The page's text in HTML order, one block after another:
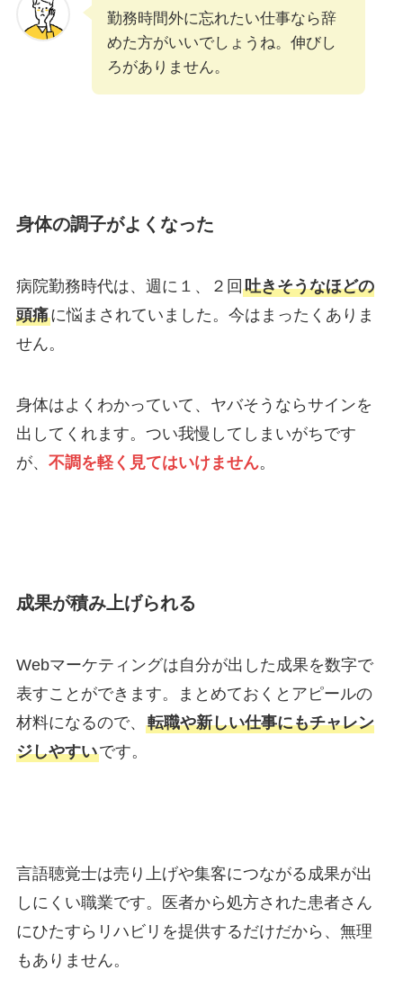
勤務時間外に忘れたい仕事なら辞
めた方がいいでしょうね。伸びし
ろがありません。
身体の調子がよくなった
病院勤務時代は、週に１、２回 吐きそうなほどの
頭痛に悩まされていました。今はまったくありま
せん。
身体はよくわかっていて、ヤバそうならサインを
出してくれます。つい我慢してしまいがちです
が、 不調を軽く見てはいけません。
成果が積み上げられる
Webマーケティングは自分が出した成果を数字で
表すことができます。まとめておくとアピールの
材料になるので、 転職や新しい仕事にもチャレン
ジしやすいです。
言語聴覚士は売り上げや集客につながる成果が出
しにくい職業です。医者から処方された患者さん
にひたすらリハビリを提供するだけだから、無理
もありません。